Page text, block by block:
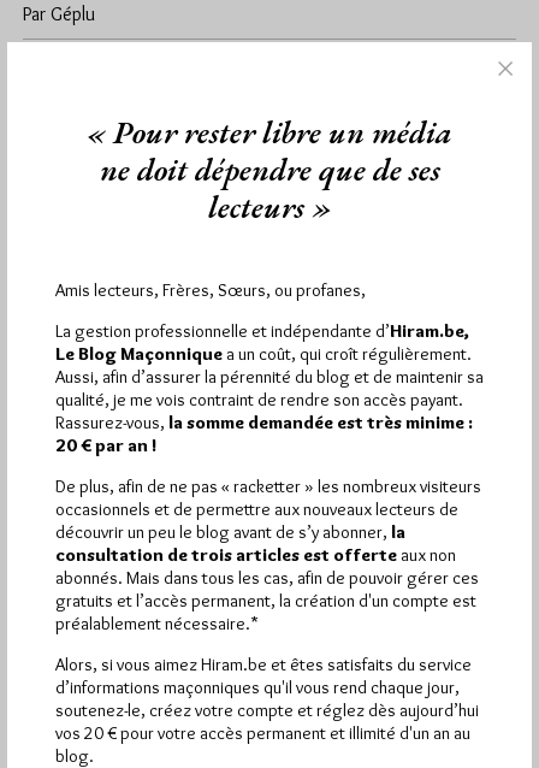
Par Géplu
communication, la Maison de la Francité de Bruxelles…
Divers 3 commentaires
Hier mercredi 5 août 2026, Hiram.be a reçu
visiteset 2 502 pages ont été lues (Source :
Pirsch.io)
Plus d’informations
Abonnement aux Newsletters - RSS
« Pour rester libre un média
ne doit dépendre que de ses
lecteurs »
Amis lecteurs, Frères, Sœurs, ou profanes,
La gestion professionnelle et indépendante d’Hiram.be,
Le Blog Maçonnique a un coût, qui croît régulièrement.
Aussi, afin d’assurer la pérennité du blog et de maintenir sa
qualité, je me vois contraint de rendre son accès payant.
Rassurez-vous, la somme demandée est très minime :
20 € par an !
De plus, afin de ne pas « racketter » les nombreux visiteurs
occasionnels et de permettre aux nouveaux lecteurs de
découvrir un peu le blog avant de s’y abonner, la
consultation de trois articles est offerte aux non
abonnés. Mais dans tous les cas, afin de pouvoir gérer ces
gratuits et l’accès permanent, la création d'un compte est
préalablement nécessaire.*
Alors, si vous aimez Hiram.be et êtes satisfaits du service
d’informations maçonniques qu'il vous rend chaque jour,
soutenez-le, créez votre compte et réglez dès aujourd’hui
vos 20 € pour votre accès permanent et illimité d'un an au
blog.